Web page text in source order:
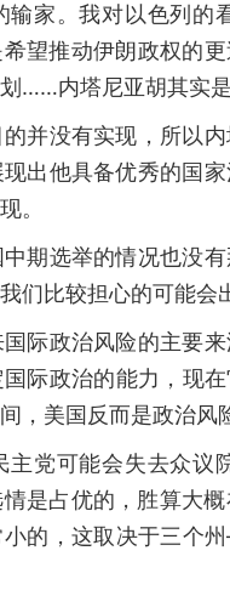
家。我对以色列
望推动伊朗政权的
……内塔尼亚胡其实
并没有实现，所以
出他具备优秀的国
。
期选举的情况也没
们比较担心的可能会
际政治风险的主要
际政治的能力，现
，美国反而是政治风
主党可能会失去众
是占优的，胜算大
的，这取决于三个